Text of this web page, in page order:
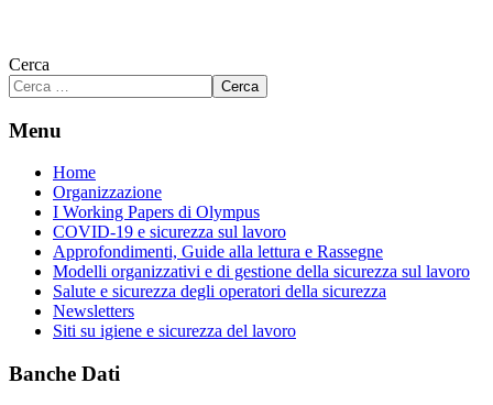
Cerca
Cerca
Menu
Home
Organizzazione
I Working Papers di Olympus
COVID-19 e sicurezza sul lavoro
Approfondimenti, Guide alla lettura e Rassegne
Modelli organizzativi e di gestione della sicurezza sul lavoro
Salute e sicurezza degli operatori della sicurezza
Newsletters
Siti su igiene e sicurezza del lavoro
Banche Dati